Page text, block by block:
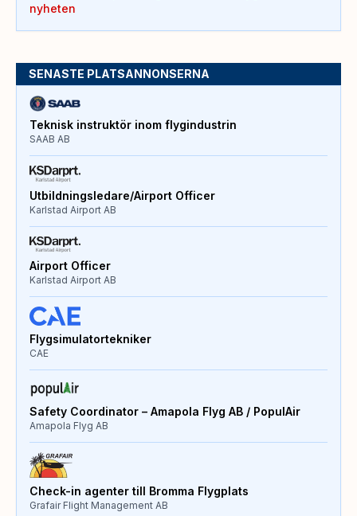
nyheten
SENASTE PLATSANNONSERNA
Teknisk instruktör inom flygindustrin
SAAB AB
Utbildningsledare/Airport Officer
Karlstad Airport AB
Airport Officer
Karlstad Airport AB
Flygsimulatortekniker
CAE
Safety Coordinator – Amapola Flyg AB / PopulAir
Amapola Flyg AB
Check-in agenter till Bromma Flygplats
Grafair Flight Management AB